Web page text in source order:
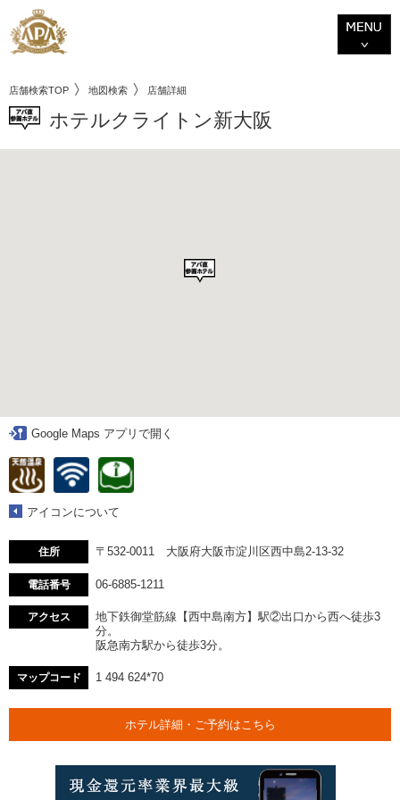
店舗検索TOP 地図検索 店舗詳細
ホテルクライトン新大阪
Google Maps アプリで開く
アイコンについて
住所 〒532-0011 大阪府大阪市淀川区西中島2-13-32
電話番号 06-6885-1211
アクセス
地下鉄御堂筋線【西中島南方】駅②出口から西へ徒歩3
分。
阪急南方駅から徒歩3分。
マップコード 1 494 624*70
ホテル詳細・ご予約はこちら